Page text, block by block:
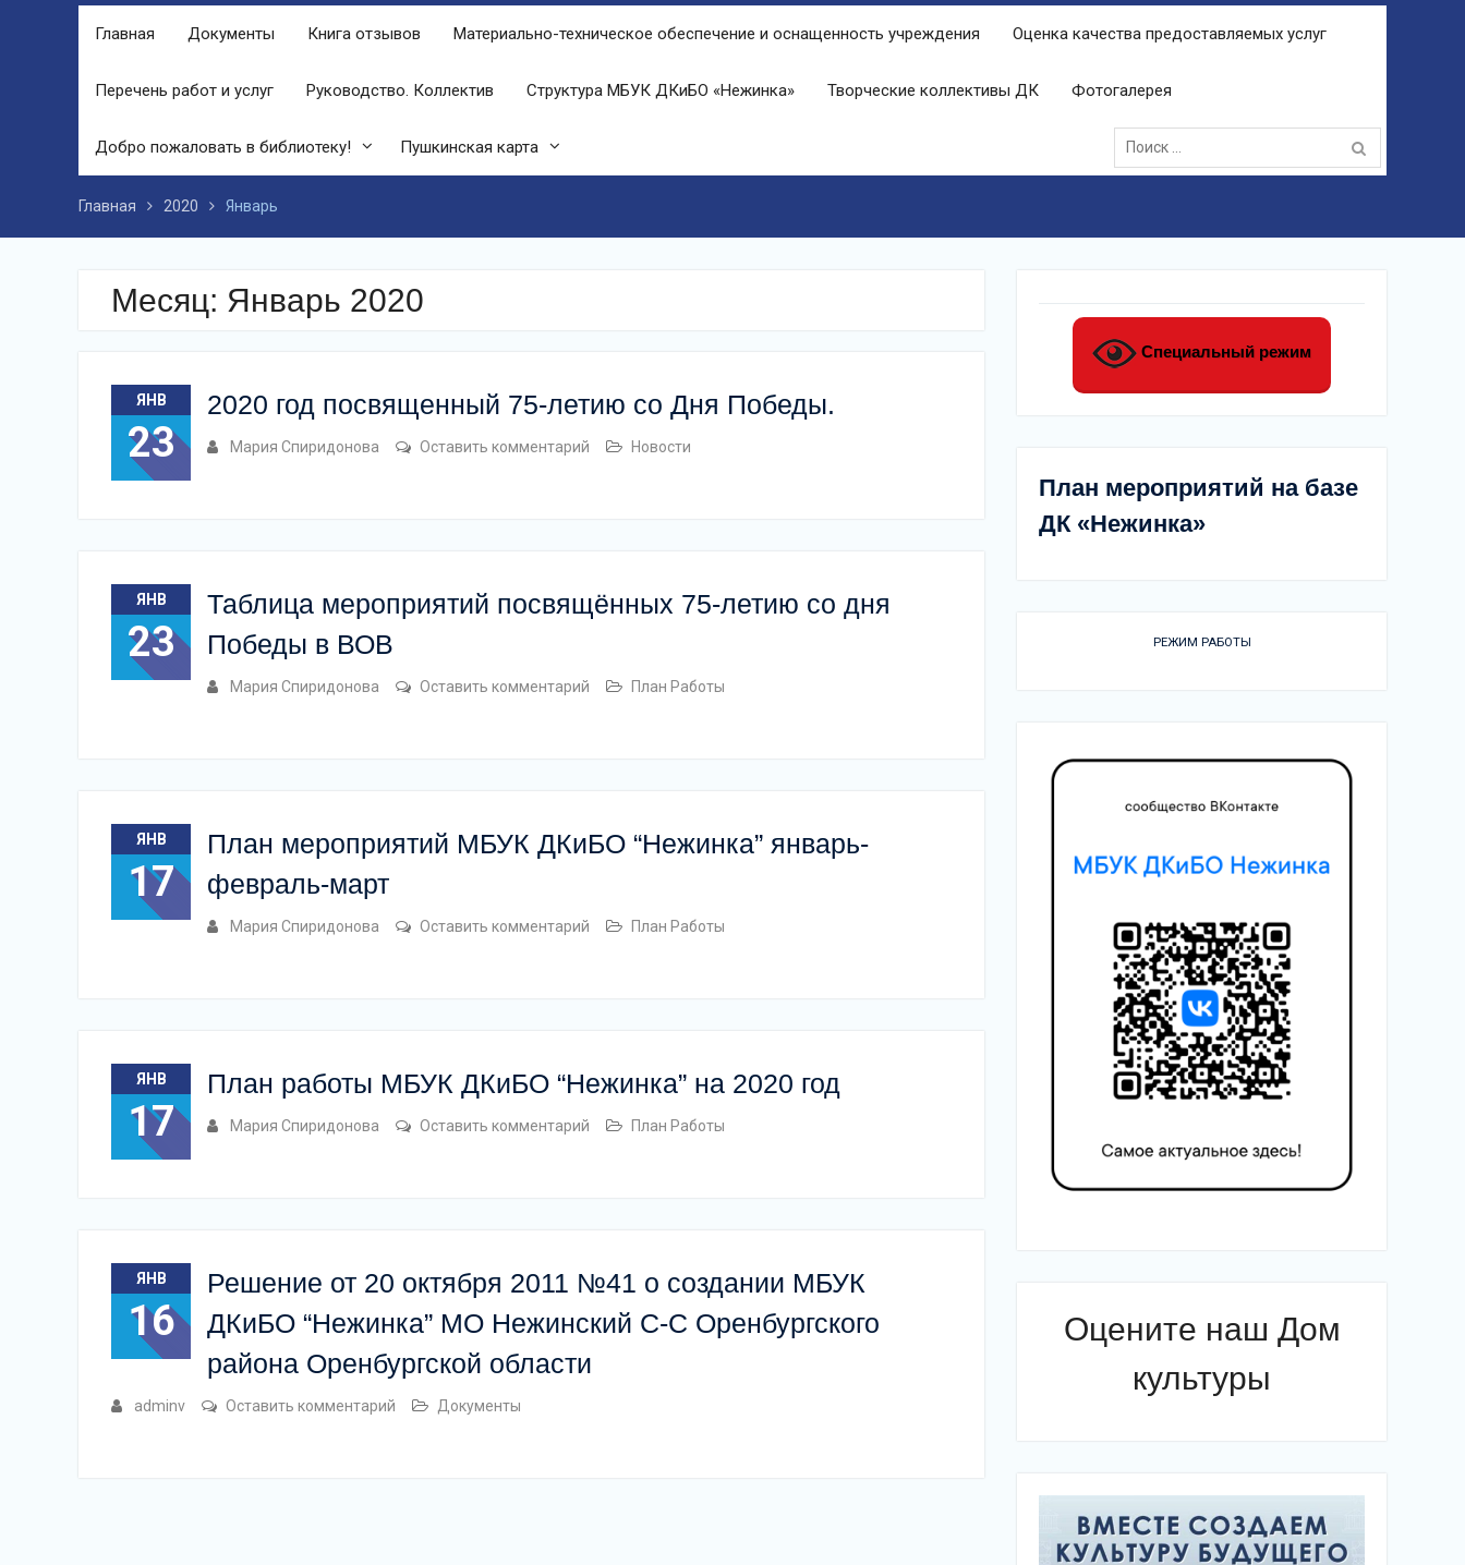
беспроигрышная лотерея и все кто
призы от спонсоров в виде упаковок
подсолнечного масла и муки.
Наша землячка стала финалисткой
Всероссийского конкурса
«Библиотекарь года – 2025»
Главная Документы Книга отзывов Материально-техническое обеспечение и оснащенность учреждения Оценка качества предоставляемых услуг
Перечень работ и услуг Руководство. Коллектив Структура МБУК ДКиБО «Нежинка» Творческие коллективы ДК Фотогалерея
Добро пожаловать в библиотеку! Пушкинская карта
Поиск:
Главная 2020 Январь
Месяц: Январь 2020
ЯНВ
23
2020 год посвященный 75-летию со Дня Победы.
Мария Спиридонова Оставить комментарий Новости
ЯНВ
23
Таблица мероприятий посвящённых 75-летию со дня
Победы в ВОВ
Мария Спиридонова Оставить комментарий План Работы
ЯНВ
17
План мероприятий МБУК ДКиБО “Нежинка” январь-
февраль-март
Мария Спиридонова Оставить комментарий План Работы
ЯНВ
17
План работы МБУК ДКиБО “Нежинка” на 2020 год
Мария Спиридонова Оставить комментарий План Работы
ЯНВ
16
Решение от 20 октября 2011 №41 о создании МБУК
ДКиБО “Нежинка” МО Нежинский С-С Оренбургского
района Оренбургской области
adminv Оставить комментарий Документы
Специальный режим
План мероприятий на базе
ДК «Нежинка»
РЕЖИМ РАБОТЫ
Оцените наш Дом
культуры